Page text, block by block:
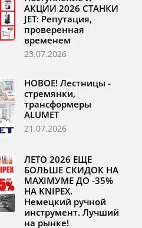
АКЦИИ 2026 СТАНКИ
JET: Репутация,
проверенная
временем
23.07.2026
НОВОЕ! Лестницы -
стремянки,
трансформеры
ALUMET
21.07.2026
ЛЕТО 2026 ЕЩЕ
БОЛЬШЕ СКИДОК НА
MAXIМУМЕ ДО -35%
НА KNIPEX.
Немецкий ручной
инструмент. Лучший
на рынке!